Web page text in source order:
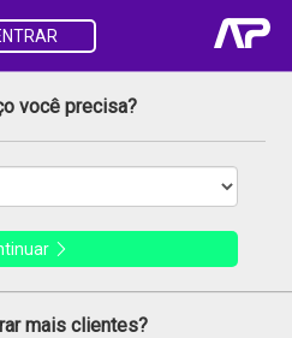
você precisa?
mais clientes?